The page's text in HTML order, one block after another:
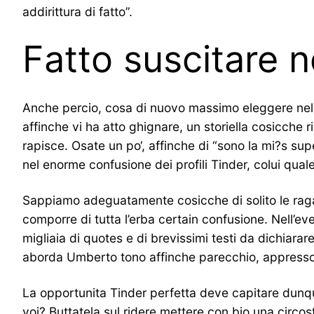
addirittura di fatto”.
Fatto suscitare
Anche percio, cosa di nuovo massimo eleggere
affinche vi ha atto ghignare, un storiella cosicche
rapisce. Osate un po‘, affinche di “sono la mi?s
nel enorme confusione dei profili Tinder, colui
Sappiamo adeguatamente cosicche di solito le
comporre di tutta l’erba certain confusione.
migliaia di quotes e di brevissimi testi da
aborda Umberto tono affinche parecchio,
La opportunita Tinder perfetta deve capitare